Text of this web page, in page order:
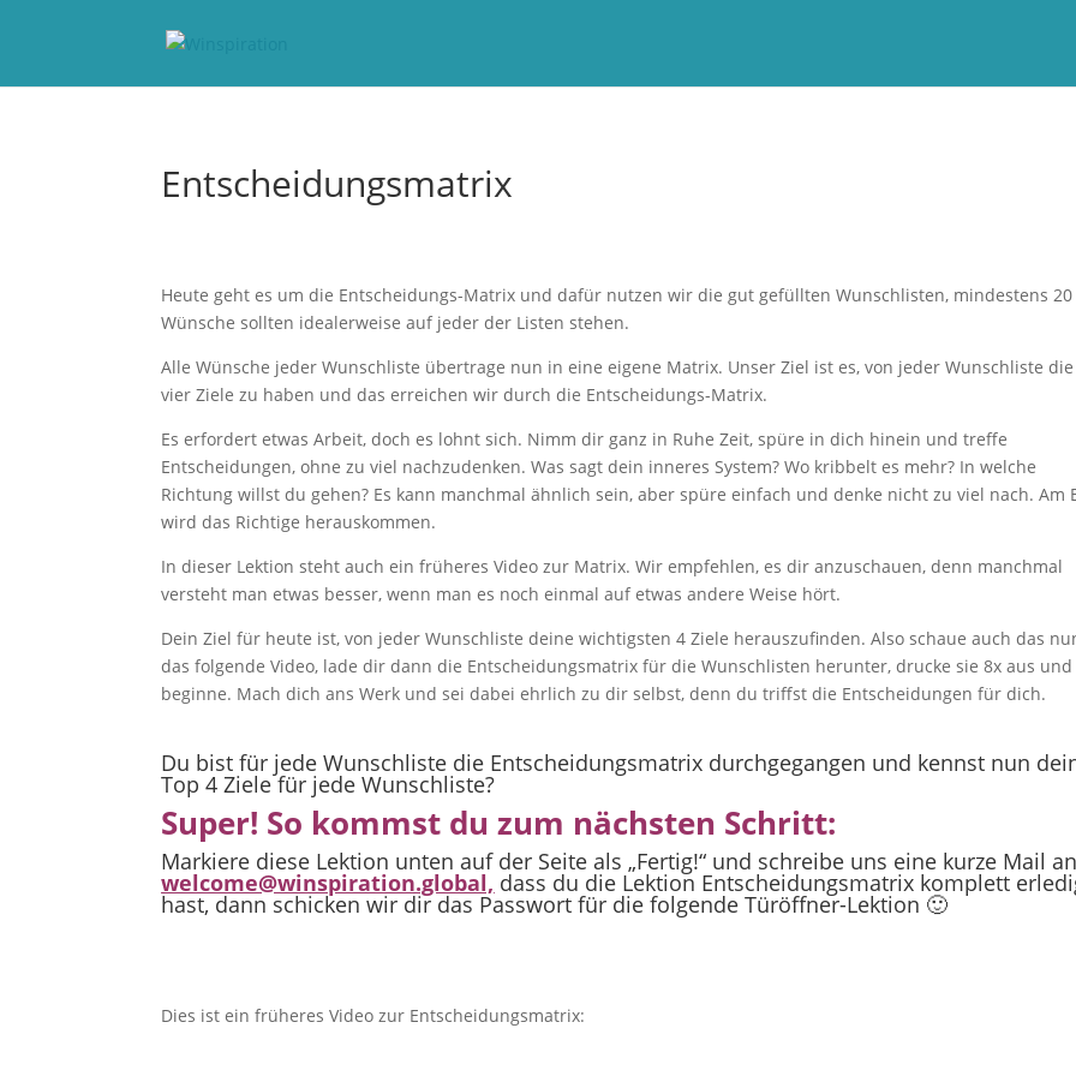
Entscheidungsmatrix
Heute geht es um die Entscheidungs-Matrix und dafür nutzen wir die gut gefüllten Wunschlisten, mindestens 20
Wünsche sollten idealerweise auf jeder der Listen stehen.
Alle Wünsche jeder Wunschliste übertrage nun in eine eigene Matrix. Unser Ziel ist es, von jeder Wunschliste die
vier Ziele zu haben und das erreichen wir durch die Entscheidungs-Matrix.
Es erfordert etwas Arbeit, doch es lohnt sich. Nimm dir ganz in Ruhe Zeit, spüre in dich hinein und treffe
Entscheidungen, ohne zu viel nachzudenken. Was sagt dein inneres System? Wo kribbelt es mehr? In welche
Richtung willst du gehen? Es kann manchmal ähnlich sein, aber spüre einfach und denke nicht zu viel nach. Am
wird das Richtige herauskommen.
In dieser Lektion steht auch ein früheres Video zur Matrix. Wir empfehlen, es dir anzuschauen, denn manchmal
versteht man etwas besser, wenn man es noch einmal auf etwas andere Weise hört.
Dein Ziel für heute ist, von jeder Wunschliste deine wichtigsten 4 Ziele herauszufinden. Also schaue auch das
das folgende Video, lade dir dann die Entscheidungsmatrix für die Wunschlisten herunter, drucke sie 8x aus und
beginne. Mach dich ans Werk und sei dabei ehrlich zu dir selbst, denn du triffst die Entscheidungen für dich.
Du bist für jede Wunschliste die Entscheidungsmatrix durchgegangen und kennst nun
Top 4 Ziele für jede Wunschliste?
Super! So kommst du zum nächsten Schritt:
Markiere diese Lektion unten auf der Seite als „Fertig!“ und schreibe uns eine kurze Mail an
welcome@winspiration.global, dass du die Lektion Entscheidungsmatrix komplett
hast, dann schicken wir dir das Passwort für die folgende Türöffner-Lektion 🙂
Dies ist ein früheres Video zur Entscheidungsmatrix: